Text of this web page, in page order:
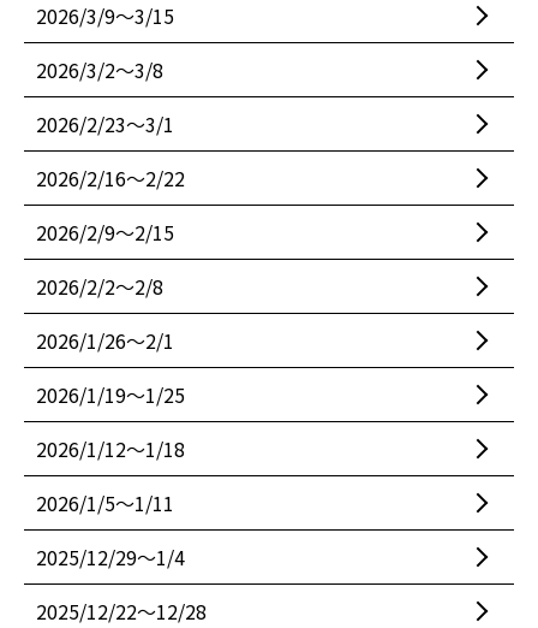
2026/3/9〜3/15
2026/3/2〜3/8
2026/2/23〜3/1
2026/2/16〜2/22
2026/2/9〜2/15
2026/2/2〜2/8
2026/1/26〜2/1
2026/1/19〜1/25
2026/1/12〜1/18
2026/1/5〜1/11
2025/12/29〜1/4
2025/12/22〜12/28